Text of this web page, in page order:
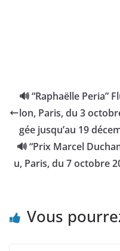
🔊 “Raphaëlle Peria”
lon, Paris, du 3
gée jusqu’au 19
🔊 “Prix Marcel
u, Paris, du 7 octobre
Vous